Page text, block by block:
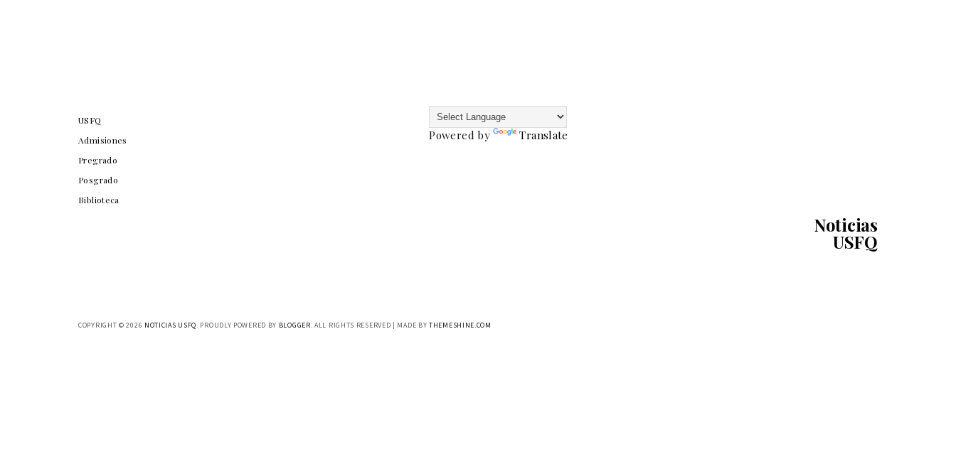
USFQ
Admisiones
Pregrado
Posgrado
Biblioteca
Powered by Translate
Noticias
USFQ
COPYRIGHT ©2026 NOTICIAS USFQ. PROUDLY POWERED BY BLOGGER. ALL RIGHTS RESERVED | MADE BYTHEMESHINE.COM